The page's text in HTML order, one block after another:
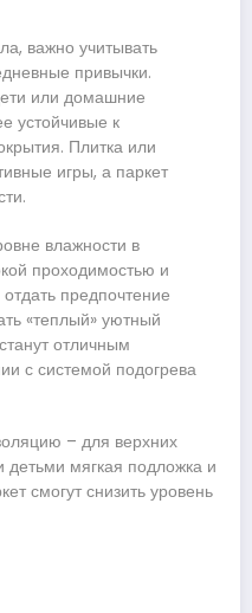
важно учитывать
привычки.
или домашние
устойчивые к
Плитка или
игры, а паркет
влажности в
проходимостью и
предпочтение
«теплый» уютный
отличным
с системой подогрева
– для верхних
детьми мягкая подложка и
смогут снизить уровень